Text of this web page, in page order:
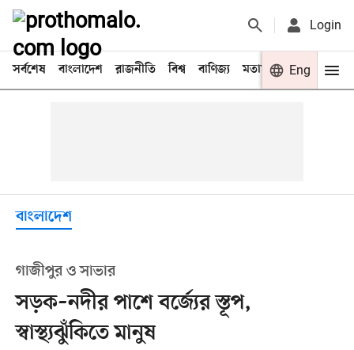
Login
সর্বশেষ বাংলাদেশ রাজনীতি বিশ্ব বাণিজ্য মতামত খেলা
Eng
বাংলাদেশ
গাজীপুর ও সাভার
সড়ক–নদীর পাশে বর্জ্যের স্তূপ,
স্বাস্থ্যঝুঁকিতে মানুষ